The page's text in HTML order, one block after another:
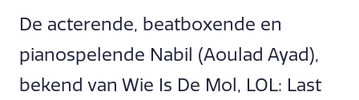
De acterende, beatboxende en
pianospelende Nabil (Aoulad Ayad),
bekend van Wie Is De Mol, LOL: Last